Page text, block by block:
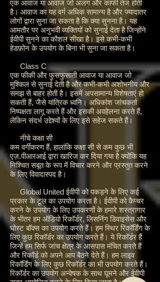
एक आवाज या आवाज जो अलग और काफी तेज होती
है। आवाज का यह वर्ग अधिक सामान्य है और ज्यादातर
लोगों द्वारा सुना जा सकता है कि क्या सुनना है। यह
आमतौर पर अनुभवी व्यक्तियों को सुनाई देता है जिन्होंने
ईवीपी सुनने का कौशल सीखा है। इसे कभी-कभी
हेडफ़ोन के उपयोग के बिना भी सुना जा सकता है।
Class C
एक फीकी और फुसफुसाती आवाज या आवाज जो
मुश्किल से सुनाई देती है और कभी-कभी अशोभनीय और
समझ से बाहर होती है। इसमें अपसामान्य विशेषताएं हो
सकती हैं, जैसे यांत्रिक ध्वनि। अधिकांश जांचकर्ता
निष्पक्षता लागू करते हैं और इसकी अवहेलना करते हैं,
लेकिन संदर्भ उद्देश्यों के लिए इसे सहेज सकते हैं।
नीचे कक्षा सी
कम वर्गीकरण हैं, हालांकि कक्षा सी से कम कुछ भी
एज़.पीआरआई द्वारा खारिज कर दिया गया है क्योंकि यह
निश्चित सबूत के रूप में विचार करने और प्रस्तुत करने
के लिए विवादास्पद है।
Global United ईवीपी को पकड़ने के लिए कई
प्रकार के टूल का उपयोग करता है। ईवीपी को कैप्चर
करने के उपयोग के लिए उपकरणों के हमारे शस्त्रागार
के भीतर हम ऑडियो रिकॉर्डर, लिसनिंग डिवाइसेस और
घोस्ट बॉक्स का उपयोग करते हैं। हम स्थिर रिकॉर्डिंग के
लिए कुछ रिकॉर्डर का उपयोग करते हैं। ये रिकॉर्डर हैं
जिन्हें हम सिर्फ जांच क्षेत्र के आसपास मंचित करते हैं
और रिकॉर्ड को अपने आप बैठने देते हैं। हम लाइव
रिकॉर्डिंग के लिए कुछ रिकॉर्डर का भी उपयोग करते हैं।
रिकॉर्डर का उपयोग अन्वेषक के साथ घूमने और ईवीपी